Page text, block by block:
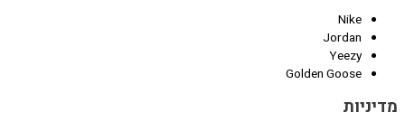
Nike
Jordan
Yeezy
Golden Goose
מדיניות